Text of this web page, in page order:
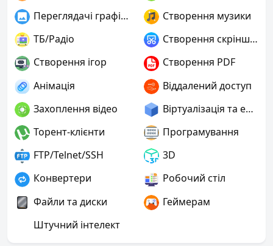
Переглядачі графіки
Створення музики
ТБ/Радіо
Створення скріншотів
Створення ігор
Створення PDF
Анімація
Віддалений доступ
Захоплення відео
Віртуалізація та емуляція
Торент-клієнти
Програмування
FTP/Telnet/SSH
3D
Конвертери
Робочий стіл
Файли та диски
Геймерам
Штучний інтелект